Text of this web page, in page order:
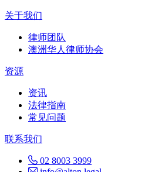
关于我们
律师团队
澳洲华人律师协会
资源
资讯
法律指南
常见问题
联系我们
02 8003 3999